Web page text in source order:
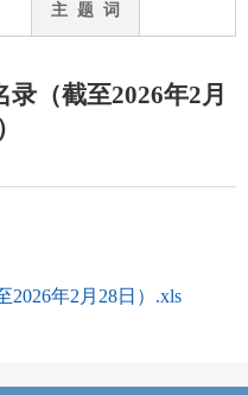
主 题 词
（截至2026年2月
2026年2月28日）.xls